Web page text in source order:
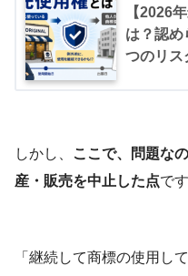
【2026
は？認め
つのリス
しかし、
ここで、問題な
産・販売を中止した点です
「継続して商標の使用し